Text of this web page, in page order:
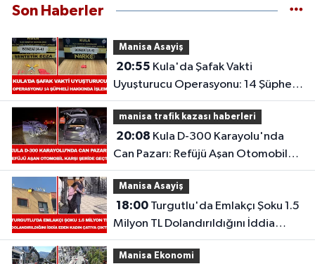
Son Haberler
Manisa Asayiş
20:55
Uyuşturucu Operasyonu: 14 Şüpheli
Hakkında İşlem
manisa trafik kazası haberleri
20:08
Can Pazarı: Refüjü Aşan Otomobil
Karşı Şeride Geçti,
Manisa Asayiş
18:00Turgutlu'da Emlakçı Şoku 1.5
Milyon TL Dolandırıldığını İddia
Eden Kadın Çatıya Çıktı
Manisa Ekonomi